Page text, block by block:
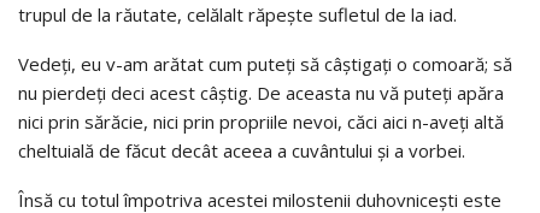
trupul de la răutate, celălalt răpeşte sufletul de la iad.
Vedeţi, eu v-am arătat cum puteţi să câştigaţi o comoară; să
nu pierdeţi deci acest câştig. De aceasta nu vă puteţi apăra
nici prin sărăcie, nici prin propriile nevoi, căci aici n-aveţi altă
cheltuială de făcut decât aceea a cuvântului şi a vorbei.
Însă cu totul împotriva acestei milostenii duhovniceşti este